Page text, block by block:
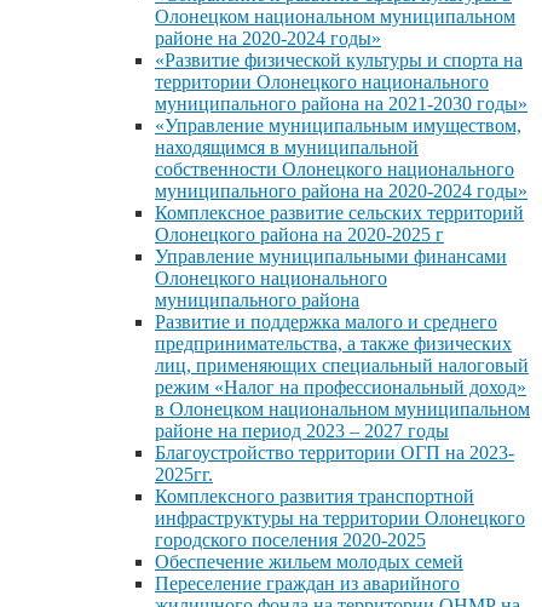
Олонецком национальном муниципальном
районе на 2020-2024 годы»
«Развитие физической культуры и спорта на
территории Олонецкого национального
муниципального района на 2021-2030 годы»
«Управление муниципальным имуществом,
находящимся в муниципальной
собственности Олонецкого национального
муниципального района на 2020-2024 годы»
Комплексное развитие сельских территорий
Олонецкого района на 2020-2025 г
Управление муниципальными финансами
Олонецкого национального
муниципального района
Развитие и поддержка малого и среднего
предпринимательства, а также физических
лиц, применяющих специальный налоговый
режим «Налог на профессиональный доход»
в Олонецком национальном муниципальном
районе на период 2023 – 2027 годы
Благоустройство территории ОГП на 2023-
2025гг.
Комплексного развития транспортной
инфраструктуры на территории Олонецкого
городского поселения 2020-2025
Обеспечение жильем молодых семей
Переселение граждан из аварийного